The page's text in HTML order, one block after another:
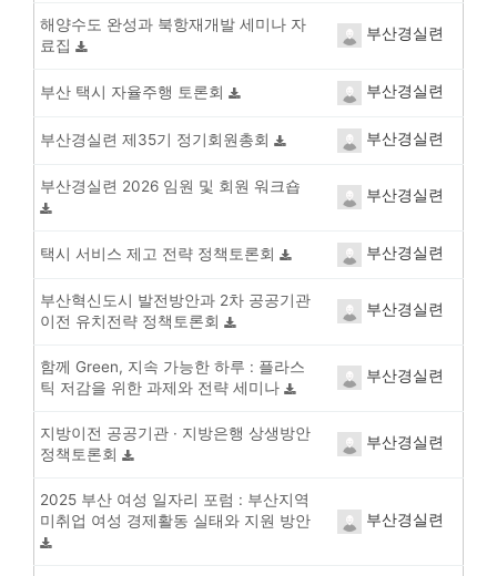
해양수도 완성과 북항재개발 세미나 자
료집
부산경실련
부산 택시 자율주행 토론회 부산경실련
부산경실련 제35기 정기회원총회 부산경실련
부산경실련 2026 임원 및 회원 워크숍
부산경실련
택시 서비스 제고 전략 정책토론회 부산경실련
부산혁신도시 발전방안과 2차 공공기관
이전 유치전략 정책토론회
부산경실련
함께 Green, 지속 가능한 하루 : 플라스
틱 저감을 위한 과제와 전략 세미나
부산경실련
지방이전 공공기관 · 지방은행 상생방안
정책토론회
부산경실련
2025 부산 여성 일자리 포럼 : 부산지역
미취업 여성 경제활동 실태와 지원 방안
부산경실련